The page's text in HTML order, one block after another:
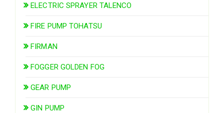
ELECTRIC SPRAYER TALENCO
FIRE PUMP TOHATSU
FIRMAN
FOGGER GOLDEN FOG
GEAR PUMP
GIN PUMP